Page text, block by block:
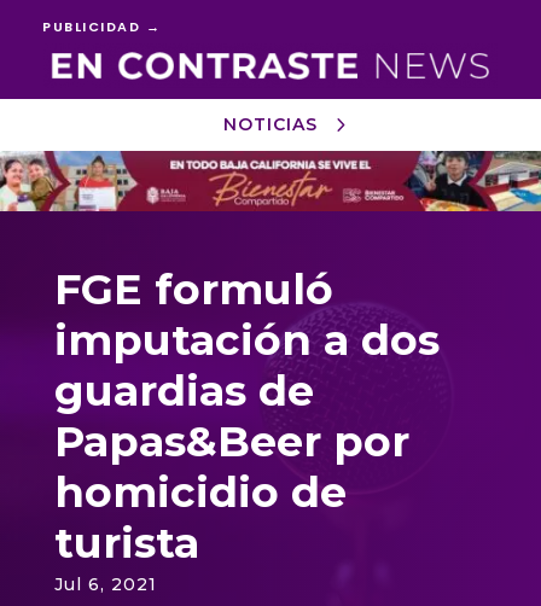
PUBLICIDAD →
NOTICIAS
Reproductor
de
vídeo
FGE formuló
imputación a dos
guardias de
Papas&Beer por
homicidio de
turista
Jul 6, 2021